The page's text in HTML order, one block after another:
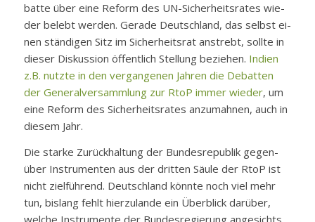
bat­te über ei­ne Re­form des UN-Si­cher­heits­ra­tes wie­
der be­lebt wer­den. Ge­ra­de Deutsch­land, das selbst ei­
nen stän­di­gen Sitz im Si­cher­heits­rat an­strebt, soll­te in
die­ser Dis­kus­si­on öf­fent­lich Stel­lung be­zie­hen. In­di­en
z.B. nutz­te in den ver­gan­ge­nen Jah­ren die De­bat­ten
der Ge­ne­ral­ver­samm­lung zur RtoP im­mer wie­der, um
ei­ne Re­form des Si­cher­heits­ra­tes an­zu­mah­nen, auch in
die­sem Jahr.
Die star­ke Zu­rück­hal­tung der Bun­des­re­pu­blik ge­gen­
über In­stru­men­ten aus der drit­ten Säu­le der RtoP ist
nicht ziel­füh­rend. Deutsch­land könn­te noch viel mehr
tun, bis­lang fehlt hier­zu­lan­de ein Über­blick dar­über,